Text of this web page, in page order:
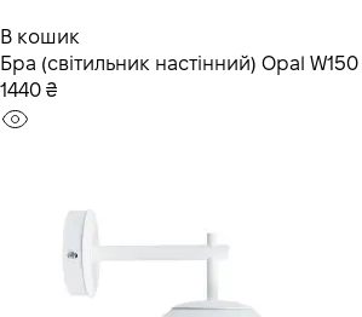
В кошик
Бра (світильник настінний) Opal
1440 ₴